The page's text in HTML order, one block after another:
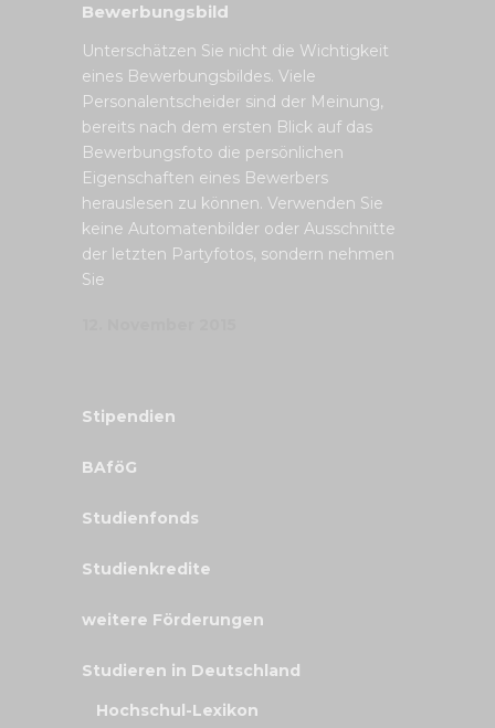
Bewerbungsbild
Unterschätzen Sie nicht die Wichtigkeit
eines Bewerbungsbildes. Viele
Personalentscheider sind der Meinung,
bereits nach dem ersten Blick auf das
Bewerbungsfoto die persönlichen
Eigenschaften eines Bewerbers
herauslesen zu können. Verwenden Sie
keine Automatenbilder oder Ausschnitte
der letzten Partyfotos, sondern nehmen
Sie
Stipendien
BAföG
Studienfonds
Studienkredite
weitere Förderungen
Studieren in Deutschland
Hochschul-Lexikon